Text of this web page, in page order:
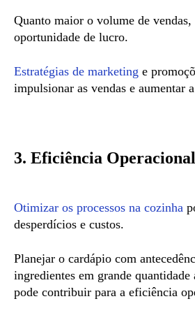
Quanto maior o volume de
oportunidade de lucro.
Estratégias de marketing e
impulsionar as vendas e aumentar
3. Eficiência
Otimizar os processos na cozinha
desperdícios e custos.
Planejar o cardápio com
ingredientes em grande quantidade
pode contribuir para a eficiência